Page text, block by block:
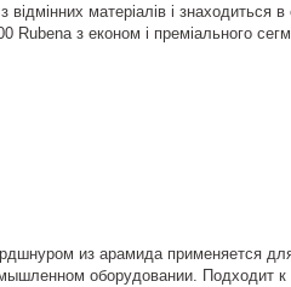
матеріалів і
Rubena з економ і преміального
из арамида применяется
оборудовании. Подходит к